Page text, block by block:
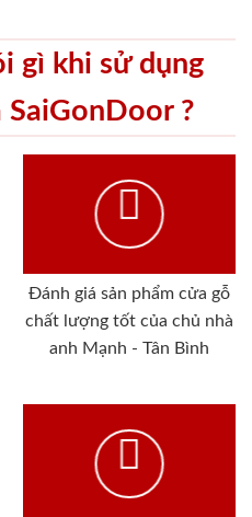
gì khi sử dụng
SaiGonDoor ?
Đánh giá sản phẩm cửa gỗ
chất lượng tốt của chủ nhà
anh Mạnh - Tân Bình